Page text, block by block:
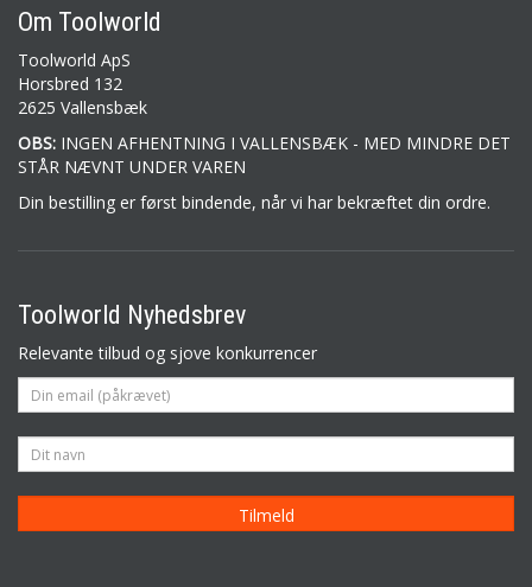
Om Toolworld
Toolworld ApS
Horsbred 132
2625 Vallensbæk
OBS: INGEN AFHENTNING I VALLENSBÆK - MED MINDRE DET
STÅR NÆVNT UNDER VAREN
Din bestilling er først bindende, når vi har bekræftet din ordre.
Toolworld Nyhedsbrev
Relevante tilbud og sjove konkurrencer